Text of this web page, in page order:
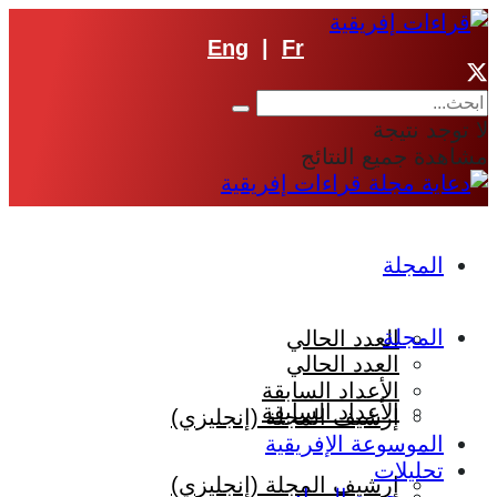
Eng Fr
لا توجد نتيجة
مشاهدة جميع النتائج
المجلة
العدد الحالي
الأعداد السابقة
إرشيف المجلة (إنجليزي)
المجلة
العدد الحالي
الأعداد السابقة
إرشيف المجلة (إنجليزي)
الموسوعة الإفريقية
تحليلات